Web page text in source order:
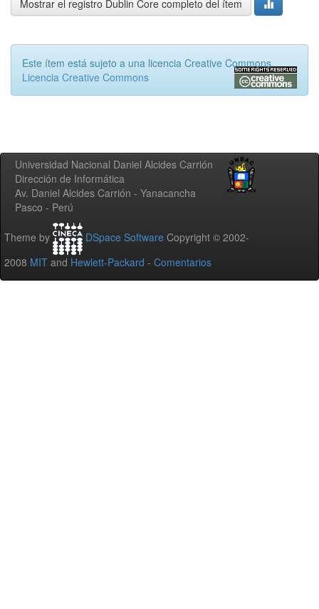
Mostrar el registro Dublin Core completo del ítem
Este ítem está sujeto a una licencia Creative Commons
Licencia Creative Commons
Universidad Nacional Daniel Alcides Carrión
Dirección de Informática
Av. Daniel Alcides Carrión - Yanacancha
Pasco - Perú
Theme by DSpace Software Copyright © 2002-
2008 MIT and Hewlett-Packard - Comentarios